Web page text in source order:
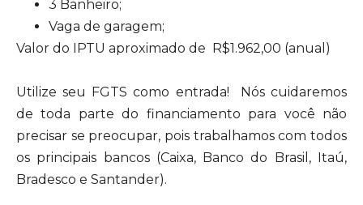
3 Banheiro;
Vaga de garagem;
Valor do IPTU aproximado de R$1.962,00 (anual)
Utilize seu FGTS como entrada! Nós cuidaremos
de toda parte do financiamento para você não
precisar se preocupar, pois trabalhamos com todos
os principais bancos (Caixa, Banco do Brasil, Itaú,
Bradesco e Santander).